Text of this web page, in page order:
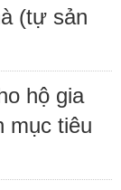
(tự sản
hộ gia
mục tiêu